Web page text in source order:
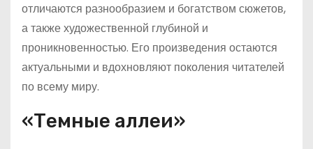
отличаются разнообразием и богатством сюжетов,
а также художественной глубиной и
проникновенностью. Его произведения остаются
актуальными и вдохновляют поколения читателей
по всему миру.
«Темные аллеи»